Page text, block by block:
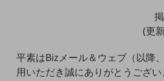
別ウィンドウで開きます
(更
平素はBizメール＆ウェブ（以降
用いただき誠にありがとうござい